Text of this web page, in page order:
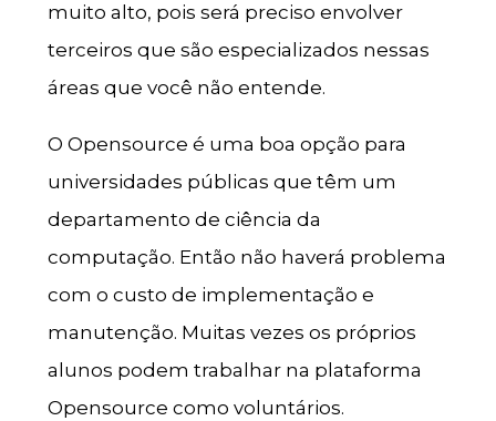
muito alto, pois será preciso envolver
terceiros que são especializados nessas
áreas que você não entende.
O Opensource é uma boa opção para
universidades públicas que têm um
departamento de ciência da
computação. Então não haverá problema
com o custo de implementação e
manutenção. Muitas vezes os próprios
alunos podem trabalhar na plataforma
Opensource como voluntários.